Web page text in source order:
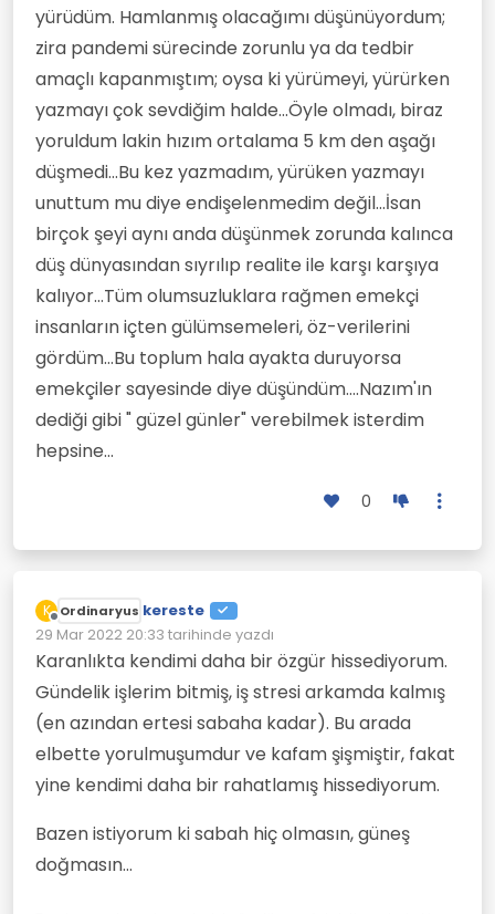
yürüdüm. Hamlanmış olacağımı düşünüyordum;
zira pandemi sürecinde zorunlu ya da tedbir
amaçlı kapanmıştım; oysa ki yürümeyi, yürürken
yazmayı çok sevdiğim halde...Öyle olmadı, biraz
yoruldum lakin hızım ortalama 5 km den aşağı
düşmedi...Bu kez yazmadım, yürüken yazmayı
unuttum mu diye endişelenmedim değil...İsan
birçok şeyi aynı anda düşünmek zorunda kalınca
düş dünyasından sıyrılıp realite ile karşı karşıya
kalıyor...Tüm olumsuzluklara rağmen emekçi
insanların içten gülümsemeleri, öz-verilerini
gördüm...Bu toplum hala ayakta duruyorsa
emekçiler sayesinde diye düşündüm....Nazım'ın
dediği gibi " güzel günler" verebilmek isterdim
hepsine...
0
K
Çevrimdışı
Ordinaryus kereste
29 Mar 2022 20:33 tarihinde yazdı
Son düzenleyen:
Karanlıkta kendimi daha bir özgür hissediyorum.
Gündelik işlerim bitmiş, iş stresi arkamda kalmış
(en azından ertesi sabaha kadar). Bu arada
elbette yorulmuşumdur ve kafam şişmiştir, fakat
yine kendimi daha bir rahatlamış hissediyorum.
Bazen istiyorum ki sabah hiç olmasın, güneş
doğmasın...